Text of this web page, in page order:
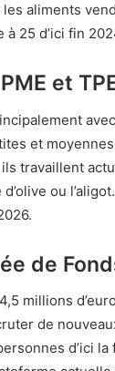
aliments
25 d’ici fin
et
et
travaillent
ou
de
millions
de
d’ici